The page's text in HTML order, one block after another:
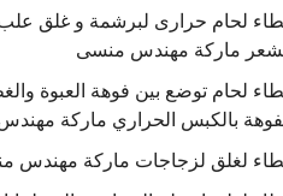
لحام حرارى لبرشمة و غلق
ماركة مهندس منسى
لحام توضع بين فوهة العبوة
بالكبس الحراري ماركة
لغلق لزجاجات ماركة مهندس